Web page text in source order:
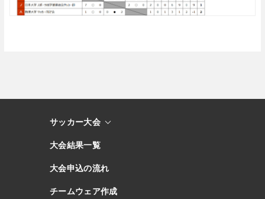
サッカー大会
大会結果一覧
大会申込の流れ
チームウェア作成